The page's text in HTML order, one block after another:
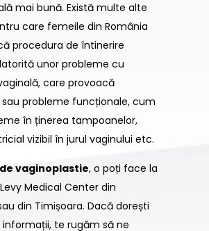
mai bună. Există multe alte
care femeile din România
procedura de întinerire
unor probleme cu
care provoacă
probleme funcționale, cum
în ținerea tampoanelor,
vizibil în jurul vaginului etc.
vaginoplastie, o poți face la
Medical Center din
din Timișoara. Dacă dorești
te rugăm să ne